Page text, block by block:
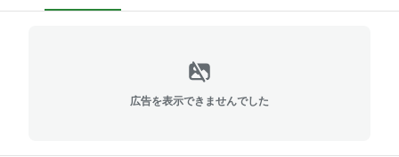
広告を表示できませんでした